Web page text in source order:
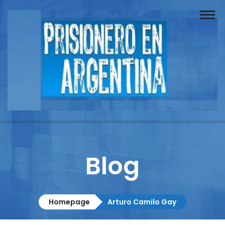
Buscador
Documentos
Columnistas
Contacto
Blog
Homepage Arturo Camilo Gay